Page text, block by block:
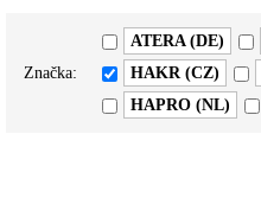
Značka:
ATERA (DE)
HAKR (CZ)
HAPRO (NL)